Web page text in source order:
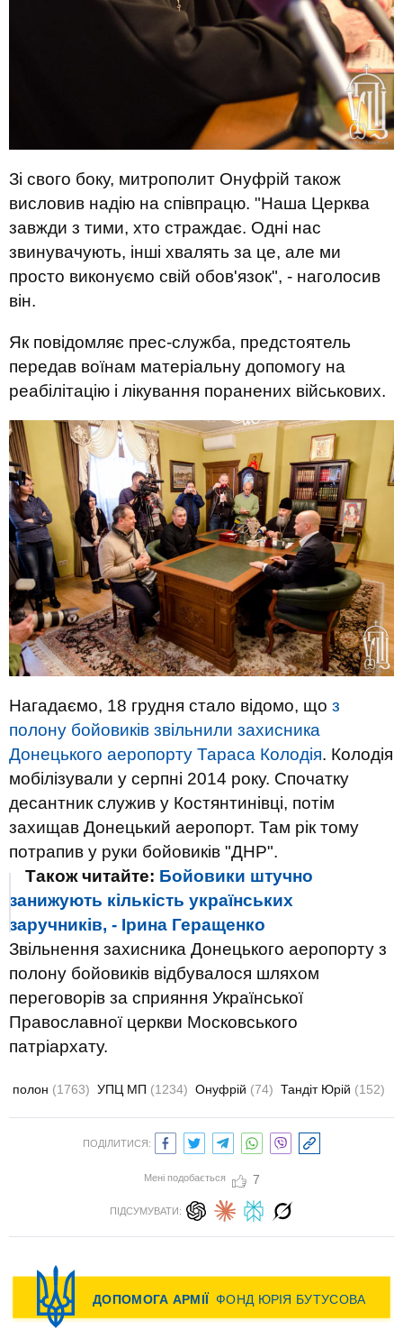
Зі свого боку, митрополит Онуфрій також
висловив надію на співпрацю. "Наша Церква
завжди з тими, хто страждає. Одні нас
звинувачують, інші хвалять за це, але ми
просто виконуємо свій обов'язок", - наголосив
він.
Як повідомляє прес-служба, предстоятель
передав воїнам матеріальну допомогу на
реабілітацію і лікування поранених військових.
Нагадаємо, 18 грудня стало відомо, що з
полону бойовиків звільнили захисника
Донецького аеропорту Тараса Колодія. Колодія
мобілізували у серпні 2014 року. Спочатку
десантник служив у Костянтинівці, потім
захищав Донецький аеропорт. Там рік тому
потрапив у руки бойовиків "ДНР".
Також читайте: Бойовики штучно
занижують кількість українських
заручників, - Ірина Геращенко
Звільнення захисника Донецького аеропорту з
полону бойовиків відбувалося шляхом
переговорів за сприяння Української
Православної церкви Московського
патріархату.
полон (1763) УПЦ МП (1234) Онуфрій (74) Тандіт Юрій (152)
ПОДІЛИТИСЯ:
Мені подобається 7
ПІДСУМУВАТИ: